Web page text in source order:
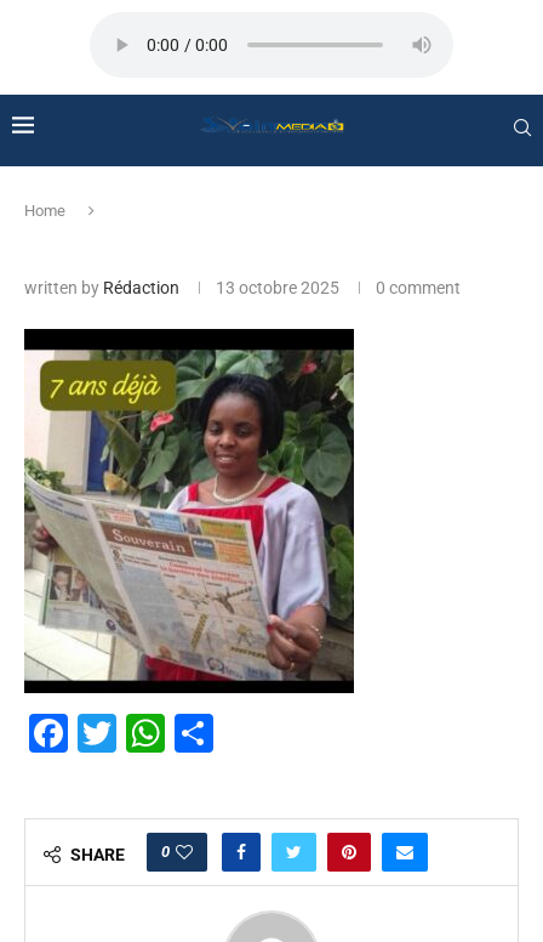
Home
written by Rédaction 13 octobre 2025 0 comment
Facebook
TwitterWhatsApp
SHARE 0